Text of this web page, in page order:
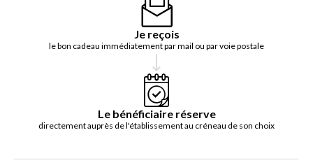
Je reçois
le bon cadeau immédiatement par mail ou par voie postale
Le bénéficiaire réserve
directement auprès de l'établissement au créneau de son choix